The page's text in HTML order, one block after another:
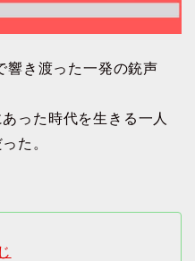
響き渡った一発の銃声
った時代を生きる一人
た。